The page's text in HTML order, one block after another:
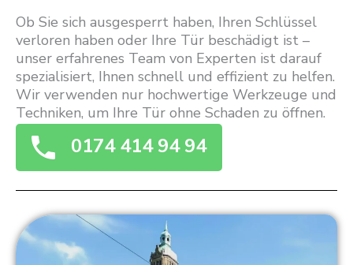
Ob Sie sich ausgesperrt haben, Ihren Schlüssel
verloren haben oder Ihre Tür beschädigt ist –
unser erfahrenes Team von Experten ist darauf
spezialisiert, Ihnen schnell und effizient zu helfen.
Wir verwenden nur hochwertige Werkzeuge und
Techniken, um Ihre Tür ohne Schaden zu öffnen.
0174 414 94 94